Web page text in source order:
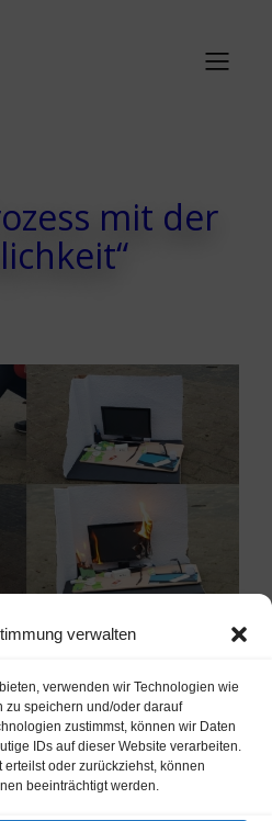
verwalten
verwenden wir Technologien wie
zu speichern und/oder darauf
zustimmst, können wir Daten
IDs auf dieser Website verarbeiten.
oder zurückziehst, können
beeinträchtigt werden.
mit der
Annemarie Cronjaeger hat
Räume nach einem
(siehe Artikel vom 6
gemeinsam mit dem
und dem fotografierten
später wurden die